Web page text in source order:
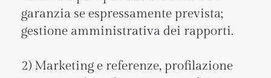
garanzia se espressamente prevista;
gestione amministrativa dei rapporti.
2) Marketing e referenze, profilazione